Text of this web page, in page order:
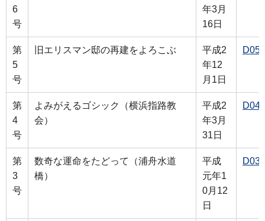
6
号
年3月
16日
第
5
号
旧エリスマン邸の再建をよろこぶ
平成2
年12
月1日
D05
第
4
号
よみがえるゴシック（横浜指路教
会）
平成2
年3月
31日
D04
第
3
号
数奇な運命をたどって（浦舟水道
橋）
平成
元年1
0月12
日
D03